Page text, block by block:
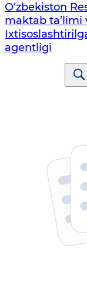
O‘zbekiston
maktab ta’limi
agentligi